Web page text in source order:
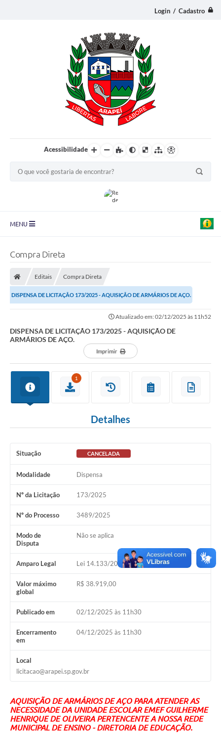
Login / Cadastro
Acessibilidade
MENU
Diário Oficial
Legislação
Ouvidoria
Editais
Planos
Galeria de Fotos
Elektro
Contratos
Audiências Públicas
Telefones Úteis
Emprega
Enquete
SIC
Compra Direta
Editais Compra Direta
DISPENSA DE LICITAÇÃO 173/2025 - AQUISIÇÃO DE ARMÁRIOS DE AÇO.
Atualizado em: 02/12/2025 às 11h52
DISPENSA DE LICITAÇÃO 173/2025 - AQUISIÇÃO DE
ARMÁRIOS DE AÇO.
Imprimir
1
Detalhes
Situação CANCELADA
Modalidade Dispensa
Nº da Licitação 173/2025
Nº do Processo 3489/2025
Modo de
Disputa
Não se aplica
Amparo Legal Lei 14.133/2021, Art 75, II
Valor máximo
global
R$ 38.919,00
Publicado em 02/12/2025 às 11h30
Encerramento
em
04/12/2025 às 11h30
Local
licitacao@arapei.sp.gov.br
AQUISIÇÃO DE ARMÁRIOS DE AÇO PARA ATENDER AS
NECESSIDADE DA UNIDADE ESCOLAR EMEF GUILHERME
HENRIQUE DE OLIVEIRA PERTENCENTE A NOSSA REDE
MUNICIPAL DE ENSINO - DIRETORIA DE EDUCAÇÃO.